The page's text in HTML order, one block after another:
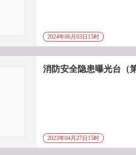
2024年06月03日15时
消防安全隐患曝光台（
2023年04月27日15时